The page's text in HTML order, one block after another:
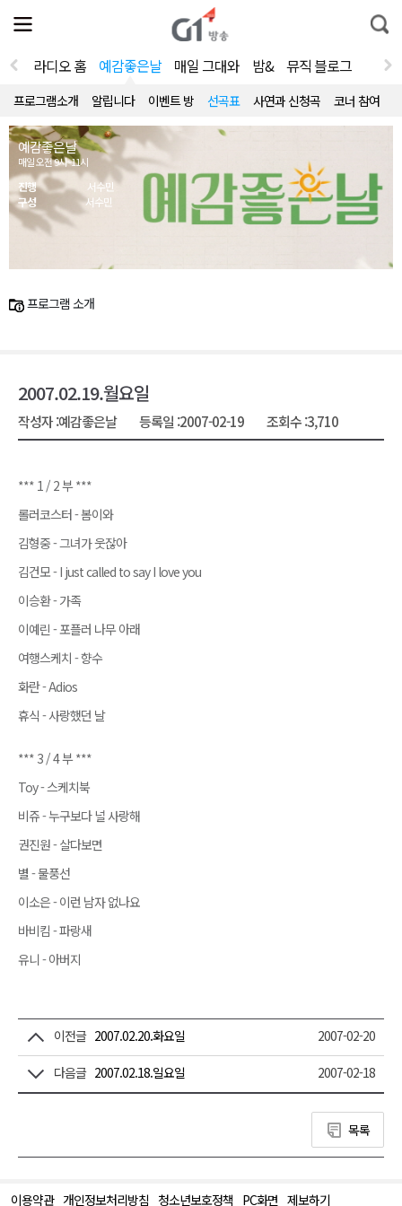
전
체
뉴
열
통
합
라디오 홈 예감좋은날 매일 그대와 밤& 뮤직 블로그
프로그램소개 알립니다 이벤트 방 선곡표 사연과 신청곡 코너 참여
예감좋은날
매일 오전 9시~11시
진행
서수민
구성
서수민
프로그램 소개
2007.02.19.월요일
작성자 :예감좋은날 등록일 :2007-02-19 조회수 :3,710
*** 1 / 2 부 ***
롤러코스터 - 봄이와
김형중 - 그녀가 웃잖아
김건모 - I just called to say I love you
이승환 - 가족
이예린 - 포플러 나무 아래
여행스케치 - 향수
화란 - Adios
휴식 - 사랑했던 날
*** 3 / 4 부 ***
Toy - 스케치북
비쥬 - 누구보다 널 사랑해
권진원 - 살다보면
별 - 물풍선
이소은 - 이런 남자 없나요
바비킴 - 파랑새
유니 - 아버지
이전글 2007.02.20.화요일 2007-02-20
다음글 2007.02.18.일요일 2007-02-18
목록
이용약관 개인정보처리방침 청소년보호정책 PC화면 제보하기